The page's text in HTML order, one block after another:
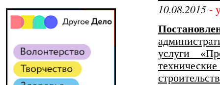
10.08.2015 -
услуги